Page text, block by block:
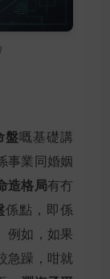
盤嘅基礎講
事業同婚姻
造格局有冇
係點，即係
例如，如果
急躁，咁就